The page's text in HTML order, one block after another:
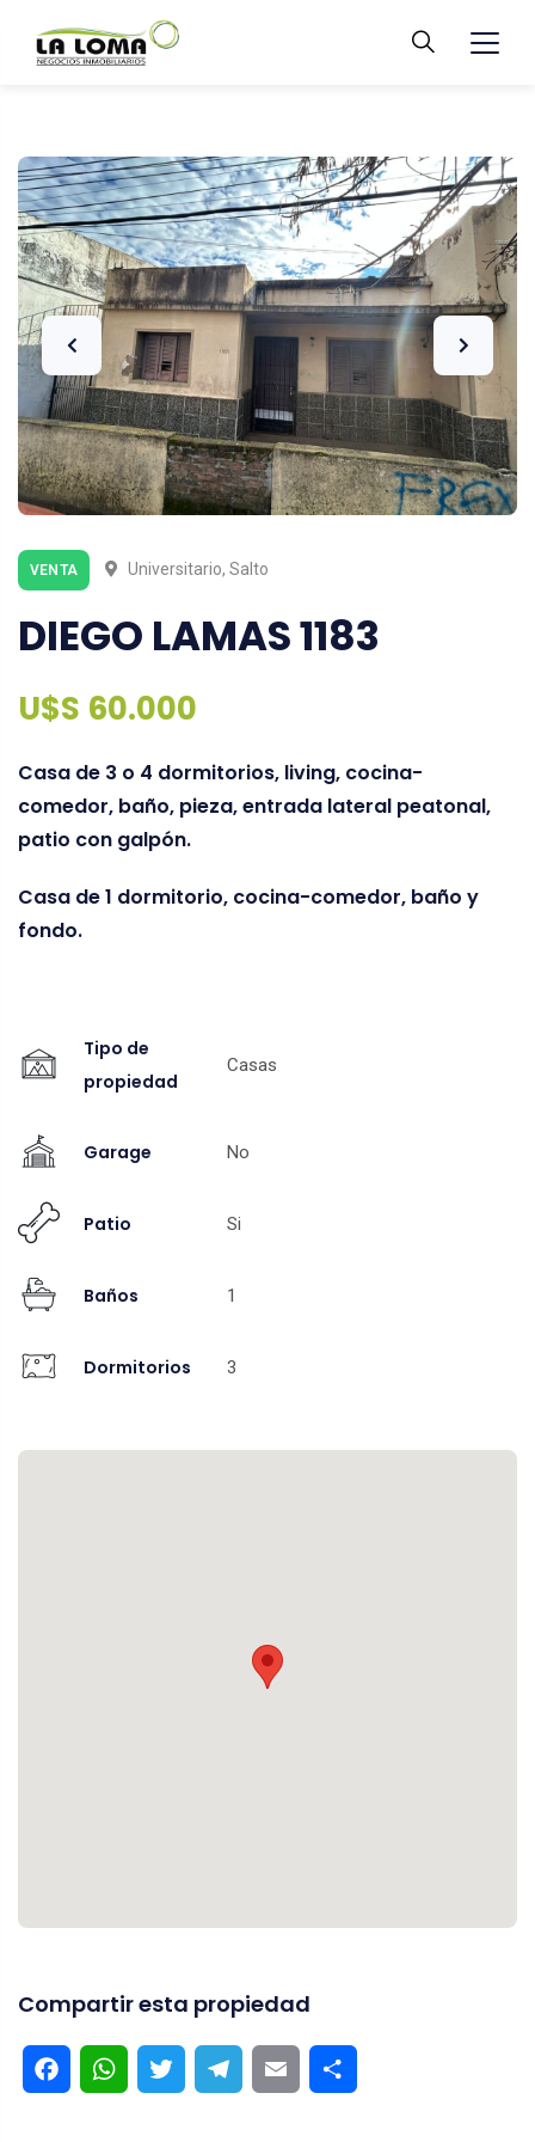
VENTA Universitario, Salto
DIEGO LAMAS 1183
U$S 60.000
Casa de 3 o 4 dormitorios, living, cocina-
comedor, baño, pieza, entrada lateral peatonal,
patio con galpón.
Casa de 1 dormitorio, cocina-comedor, baño y
fondo.
Tipo de
propiedad
Casas
Garage No
Patio Si
Baños 1
Dormitorios 3
Compartir esta propiedad
FacebookWhatsAppTwitter TelegramEmail